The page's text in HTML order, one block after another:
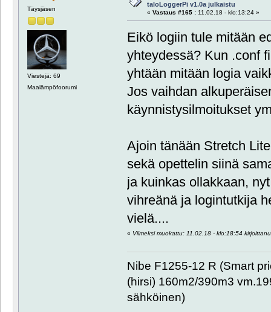
Täysjäsen
Viestejä: 69
Maalämpöfoorumi
taloLoggerPi v1.0a julkaistu
« Vastaus #165 :11.02.18 - klo:13:24 »
Eikö logiin tule mitään
yhteydessä? Kun .conf
yhtään mitään logia
Jos vaihdan
käynnistysilmoitukset
Ajoin tänään Stretch
sekä opettelin siinä
ja kuinkas ollakkaan,
vihreänä ja logintutkija
vielä....
« Viimeksi muokattu: 11.02.18 - klo:18:54
Nibe F1255-12 R (Smart
(hirsi) 160m2/390m3
sähköinen)